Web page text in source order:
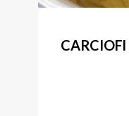
CARCIOFI